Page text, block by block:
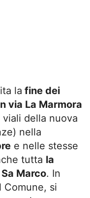
la fine dei
via La Marmora
della nuova
nella
e nelle stesse
tutta la
Marco. In
Comune, si